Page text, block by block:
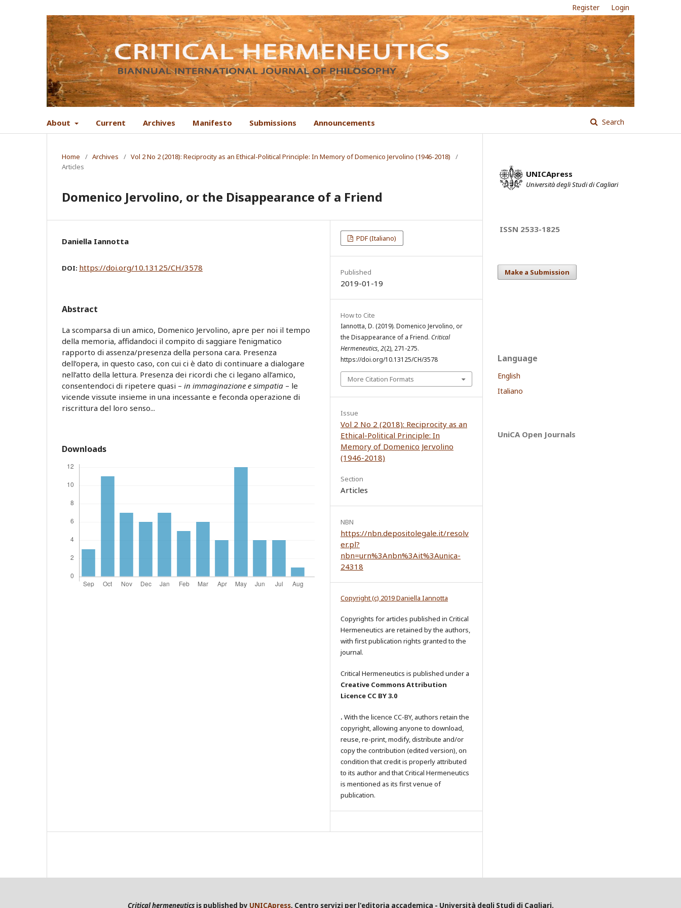
About Current Archives Manifesto Submissions Announcements Search
Register Login
Home / Archives / Vol 2 No 2 (2018): Reciprocity as an Ethical-Political Principle: In Memory of Domenico Jervolino (1946-2018)
/
Articles
Domenico Jervolino, or the Disappearance of a Friend
Daniella Iannotta
DOI: https://doi.org/10.13125/CH/3578
Abstract
La scomparsa di un amico, Domenico Jervolino, apre per noi il tempo
della memoria, affidandoci il compito di saggiare l’enigmatico
rapporto di assenza/presenza della persona cara. Presenza
dell’opera, in questo caso, con cui ci è dato di continuare a dialogare
nell’atto della lettura. Presenza dei ricordi che ci legano all’amico,
consentendoci di ripetere quasi – in immaginazione e simpatia – le
vicende vissute insieme in una incessante e feconda operazione di
riscrittura del loro senso...
Downloads
PDF (Italiano)
Published
2019-01-19
How to Cite
Iannotta, D. (2019). Domenico Jervolino, or
the Disappearance of a Friend. Critical
Hermeneutics,2(2), 271-275.
https://doi.org/10.13125/CH/3578
More Citation Formats
Issue
Vol 2 No 2 (2018): Reciprocity as an
Ethical-Political Principle: In
Memory of Domenico Jervolino
(1946-2018)
Section
Articles
NBN
https://nbn.depositolegale.it/resolv
er.pl?
nbn=urn%3Anbn%3Ait%3Aunica-
24318
Copyright (c) 2019 Daniella Iannotta
Copyrights for articles published in Critical
Hermeneutics are retained by the authors,
with first publication rights granted to the
journal.
Critical Hermeneutics is published under a
Creative Commons Attribution
Licence CC BY 3.0
. With the licence CC-BY, authors retain the
copyright, allowing anyone to download,
reuse, re-print, modify, distribute and/or
copy the contribution (edited version), on
condition that credit is properly attributed
to its author and that Critical Hermeneutics
is mentioned as its first venue of
publication.
UNICApress
Università degli Studi di Cagliari
ISSN 2533-1825
Make a Submission
Language
English
Italiano
UniCA Open Journals
Critical hermeneuticsis published by UNICApress, Centro servizi per l'editoria accademica - Università degli Studi di Cagliari.